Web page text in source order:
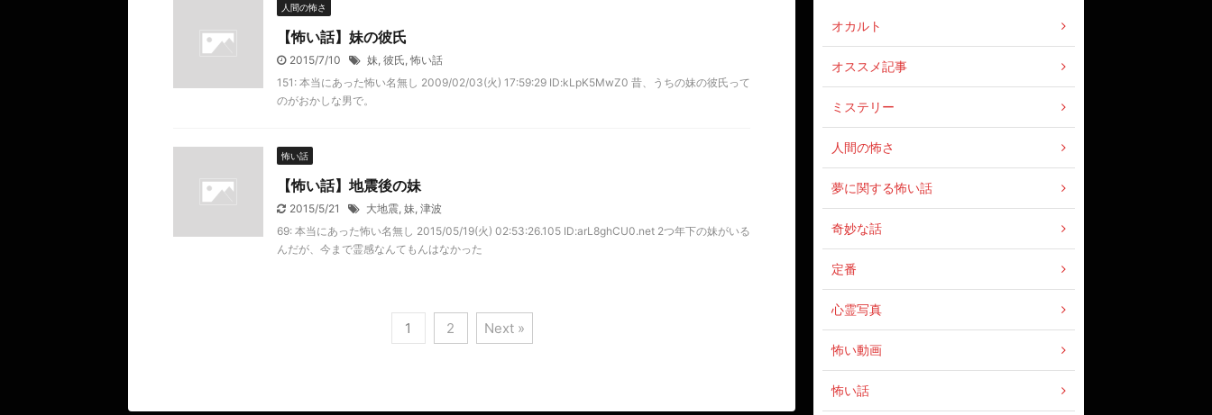
人間の怖さ
【怖い話】妹の彼氏
2015/7/10 妹 彼氏 怖い話
151: 本当にあった怖い名無し 2009/02/03(火) 17:59:29 ID:kLpK5MwZ0 昔、うちの妹の彼氏って
のがおかしな男で。
怖い話
【怖い話】地震後の妹
2015/5/21 大地震 妹 津波
69: 本当にあった怖い名無し 2015/05/19(火) 02:53:26.105 ID:arL8ghCU0.net 2つ年下の妹がいる
んだが、今まで霊感なんてもんはなかった
1 2 Next »
オカルト
オススメ記事
ミステリー
人間の怖さ
夢に関する怖い話
奇妙な話
定番
心霊写真
怖い動画
怖い話